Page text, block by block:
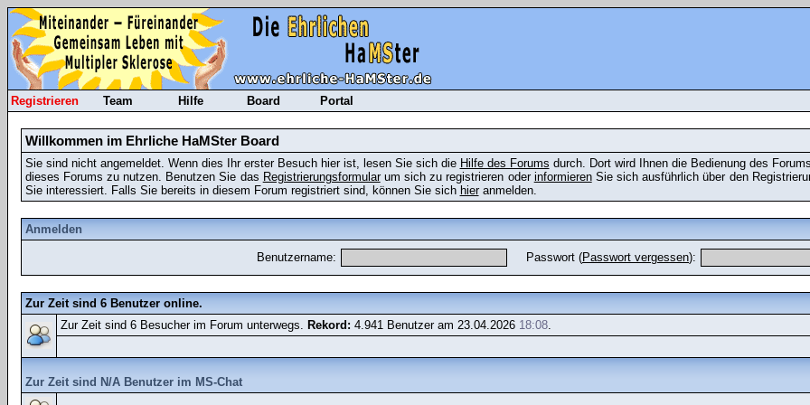
Registrieren Team Hilfe Board Portal
Willkommen im Ehrliche HaMSter Board
Sie sind nicht angemeldet. Wenn dies Ihr erster Besuch hier ist, lesen Sie sich die Hilfe des Forums durch. Dort wird Ihnen die Bedienung des
dieses Forums zu nutzen. Benutzen Sie das Registrierungsformularum sich zu registrieren oder informierenSie sich ausführlich über den
Sie interessiert. Falls Sie bereits in diesem Forum registriert sind, können Sie sich hieranmelden.
Anmelden
Benutzername: Passwort (Passwort vergessen):
Zur Zeit sind 6 Benutzer online.
Zur Zeit sind 6 Besucher im Forum unterwegs. Rekord: 4.941 Benutzer am 23.04.2026 18:08.
Zur Zeit sind N/A Benutzer im MS-Chat